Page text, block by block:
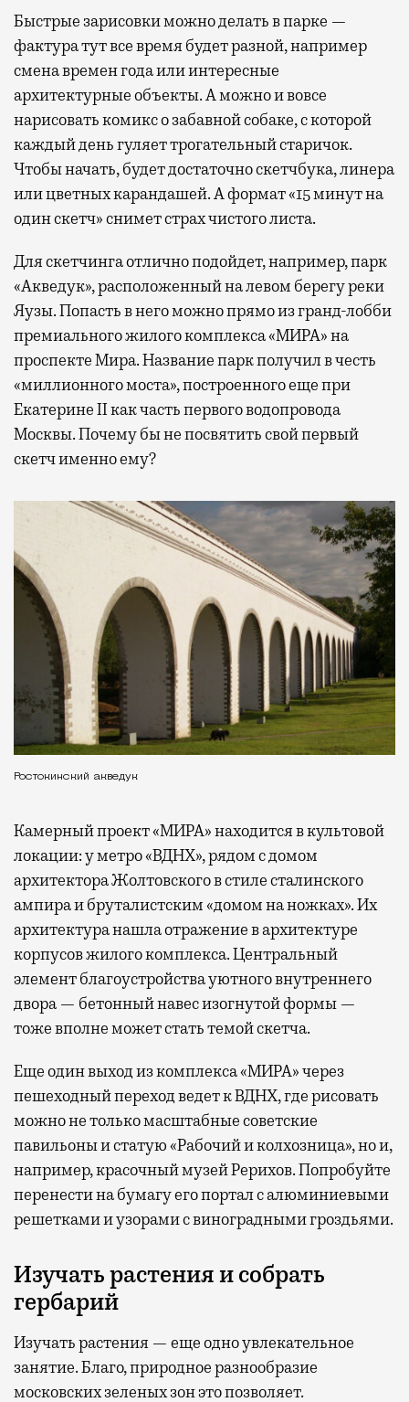
Быстрые зарисовки можно делать в парке —
фактура тут все время будет разной, например
смена времен года или интересные
архитектурные объекты. А можно и вовсе
нарисовать комикс о забавной собаке, с которой
каждый день гуляет трогательный старичок.
Чтобы начать, будет достаточно скетчбука, линера
или цветных карандашей. А формат «15 минут на
один скетч» снимет страх чистого листа.
Для скетчинга отлично подойдет, например, парк
«Акведук», расположенный на левом берегу реки
Яузы. Попасть в него можно прямо из гранд-лобби
премиального жилого комплекса «МИРА» на
проспекте Мира. Название парк получил в честь
«миллионного моста», построенного еще при
Екатерине II как часть первого водопровода
Москвы. Почему бы не посвятить свой первый
скетч именно ему?
Ростокинский акведук
Камерный проект «МИРА» находится в культовой
локации: у метро «ВДНХ», рядом с домом
архитектора Жолтовского в стиле сталинского
ампира и бруталистским «домом на ножках». Их
архитектура нашла отражение в архитектуре
корпусов жилого комплекса. Центральный
элемент благоустройства уютного внутреннего
двора — бетонный навес изогнутой формы —
тоже вполне может стать темой скетча.
Еще один выход из комплекса «МИРА» через
пешеходный переход ведет к ВДНХ, где рисовать
можно не только масштабные советские
павильоны и статую «Рабочий и колхозница», но и,
например, красочный музей Рерихов. Попробуйте
перенести на бумагу его портал с алюминиевыми
решетками и узорами с виноградными гроздьями.
Изучать растения и собрать
гербарий
Изучать растения — еще одно увлекательное
занятие. Благо, природное разнообразие
московских зеленых зон это позволяет.